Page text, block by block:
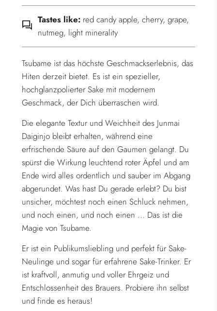
Tastes like: red candy apple, cherry, grape,
nutmeg, light minerality
Tsubame ist das höchste Geschmackserlebnis, das
Hiten derzeit bietet. Es ist ein spezieller,
hochglanzpolierter Sake mit modernem
Geschmack, der Dich überraschen wird.
Die elegante Textur und Weichheit des Junmai
Daiginjo bleibt erhalten, während eine
erfrischende Säure auf den Gaumen gelangt. Du
spürst die Wirkung leuchtend roter Äpfel und am
Ende wird alles ordentlich und sauber im Abgang
abgerundet. Was hast Du gerade erlebt? Du bist
unsicher, möchtest noch einen Schluck nehmen,
und noch einen, und noch einen ... Das ist die
Magie von Tsubame.
Er ist ein Publikumsliebling und perfekt für Sake-
Neulinge und sogar für erfahrene Sake-Trinker. Er
ist kraftvoll, anmutig und voller Ehrgeiz und
Entschlossenheit des Brauers. Probiere ihn selbst
und finde es heraus!